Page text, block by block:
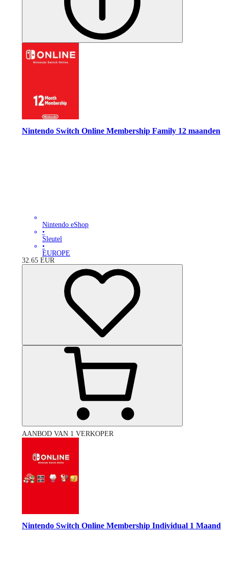
Nintendo Switch Online Membership Family 12 maanden
Nintendo eShop
•
Sleutel
•
EUROPE
32.65 EUR
AANBOD VAN 1 VERKOPER
Nintendo Switch Online Membership Individual 1 Maand